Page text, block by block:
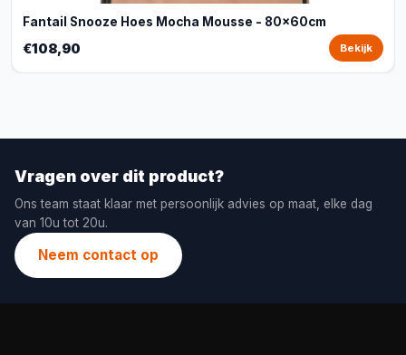
Fantail Snooze Hoes Mocha Mousse - 80x60cm
€108,90 Bekijk
Vragen over dit product?
Ons team staat klaar met persoonlijk advies op maat, elke dag
van 10u tot 20u.
Neem contact op